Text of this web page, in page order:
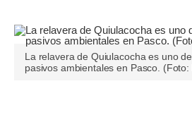
Blogs
Tendencias
La relavera de Quiulacocha es uno
pasivos ambientales en Pasco. (Foto: